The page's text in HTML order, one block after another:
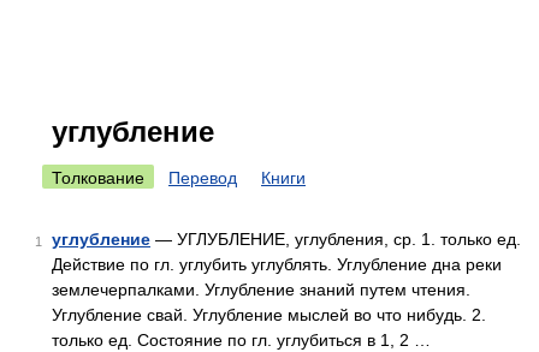
углубление
Толкование Перевод Книги
1 углубление — УГЛУБЛЕНИЕ, углубления, ср. 1. только ед.
Действие по гл. углубить углублять. Углубление дна реки
землечерпалками. Углубление знаний путем чтения.
Углубление свай. Углубление мыслей во что нибудь. 2.
только ед. Состояние по гл. углубиться в 1, 2 …